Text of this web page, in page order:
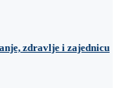
zdravlje i zajednicu